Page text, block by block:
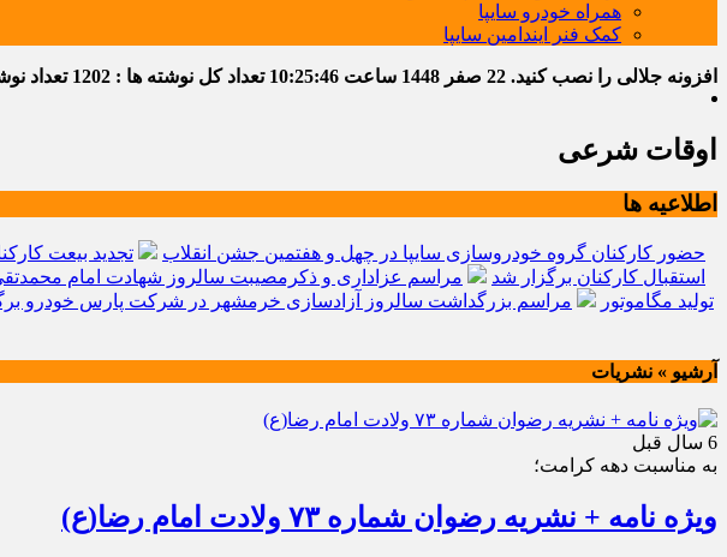
همراه خودرو سایپا
کمک فنر ایندامین سایپا
افزونه جلالی را نصب کنید. 22 صفر 1448 ساعت 10:25:46 تعداد کل نوشته ها : 1202 تعداد
اوقات شرعی
اطلاعیه ها
حضور کارکنان گروه خودروسازی سایپا در چهل و هفتمین جشن انقلاب تجدید بیعت
استقبال کارکنان برگزار شد
مراسم عزاداری و ذکرمصیبت سالروز شهادت امام
تولید مگاموتور
مراسم بزرگداشت سالروز آزادسازی خرمشهر در شرکت پارس خودرو
آرشیو » نشریات
6 سال قبل
به مناسبت دهه كرامت؛
ویژه نامه + نشریه رضوان شماره ۷۳ ولادت امام رضا(ع)